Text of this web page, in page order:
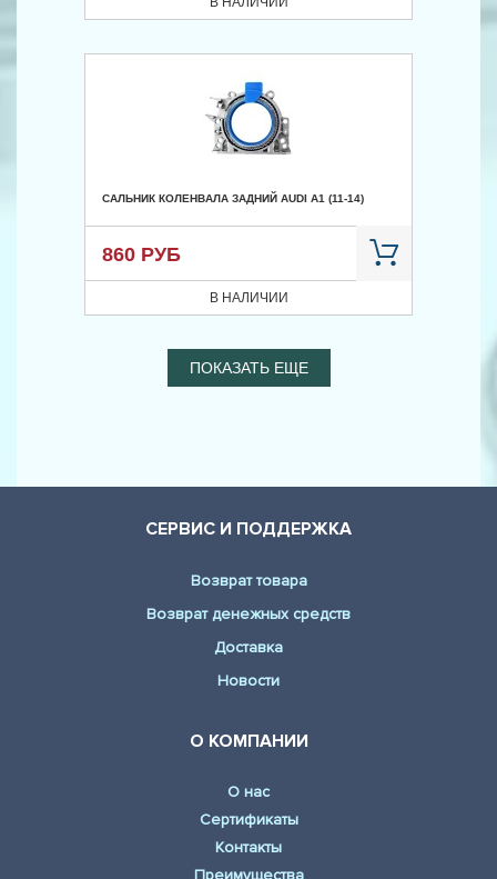
САЛЬНИК КОЛЕНВАЛА ЗАДНИЙ AUDI A1 (11-14)
860 РУБ
В НАЛИЧИИ
ПОКАЗАТЬ ЕЩЕ
СЕРВИС И ПОДДЕРЖКА
Возврат товара
Возврат денежных средств
Доставка
Новости
О КОМПАНИИ
О нас
Сертификаты
Контакты
Преимущества